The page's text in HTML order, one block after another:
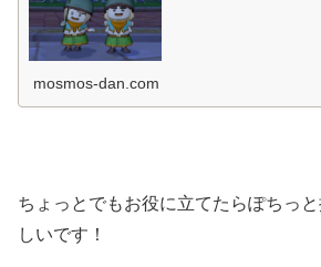
mosmos-dan.com
ちょっとでもお役に立てたらぽちっ
しいです！